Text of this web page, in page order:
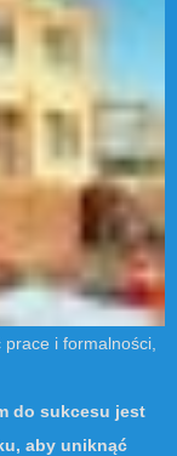
i formalności,
do sukcesu jest
aby uniknąć